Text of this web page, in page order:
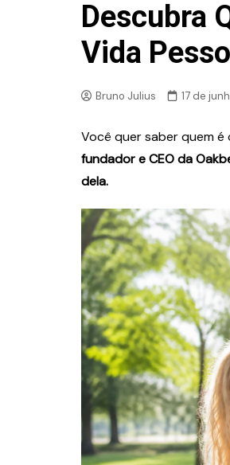
Descubra
Vida
Bruno Julius 17 de
Você quer saber quem
fundador e CEO da
dela.